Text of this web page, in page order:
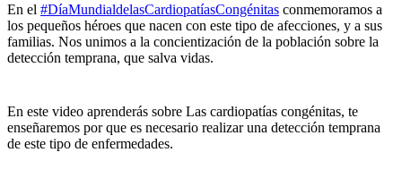
En el #DíaMundialdelasCardiopatíasCongénitas conmemoramos a
los pequeños héroes que nacen con este tipo de afecciones, y a sus
familias. Nos unimos a la concientización de la población sobre la
detección temprana, que salva vidas.
En este video aprenderás sobre Las cardiopatías congénitas, te
enseñaremos por que es necesario realizar una detección temprana
de este tipo de enfermedades.